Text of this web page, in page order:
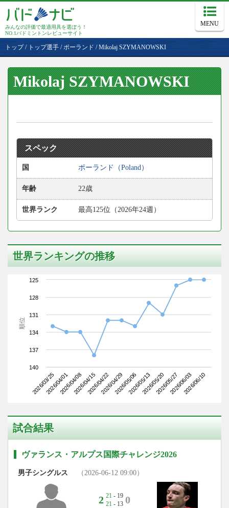
みんなの評価で最適用具を選ぼう！
NO.1バドミントンレビューサイト
MENU
トップ/ トップ選手 / ポーランド /Mikolaj SZYMANOWSKI
Mikolaj SZYMANOWSKI
スペック
国 ポーランド（Poland）
年齢 22歳
世界ランク 最高125位（2026年24週）
世界ランキングの推移
順位
2026/03/252026/04/012026/04/082026/04/152026/04/222026/04/292026/05/062026/05/132026/05/202026/05/272026/06/032026/06/10
125
128
131
134
137
140
試合結果
ヴァランス・アルプス国際チャレンジ2026
男子シングルス （2026-06-12 09:00）
2 21 - 19
21 - 13 0